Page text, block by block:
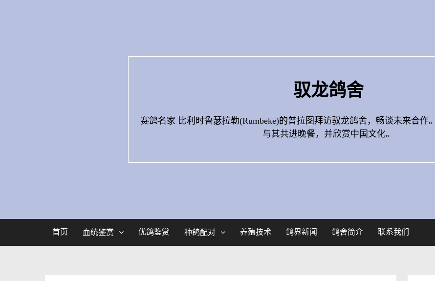
驭龙鸽舍
赛鸽名家 比利时鲁瑟拉勒(Rumbeke)的普拉图拜访驭龙鸽舍，畅谈未来合作
与其共进晚餐，并欣赏中国文化。
首页 血统鉴赏 优鸽鉴赏 种鸽配对 养殖技术 鸽界新闻 鸽舍简介 联系我们